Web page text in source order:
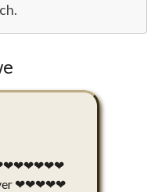
❤❤❤❤❤❤❤
❤❤❤❤❤